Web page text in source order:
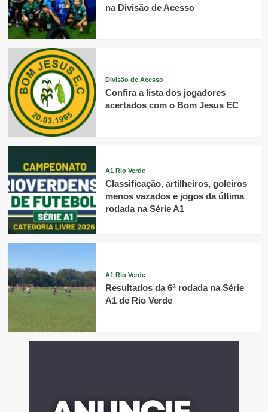
na Divisão de Acesso
Divisão de Acesso
Confira a lista dos jogadores
acertados com o Bom Jesus EC
A1 Rio Verde
Classificação, artilheiros, goleiros
menos vazados e jogos da última
rodada na Série A1
A1 Rio Verde
Resultados da 6ª rodada na Série
A1 de Rio Verde